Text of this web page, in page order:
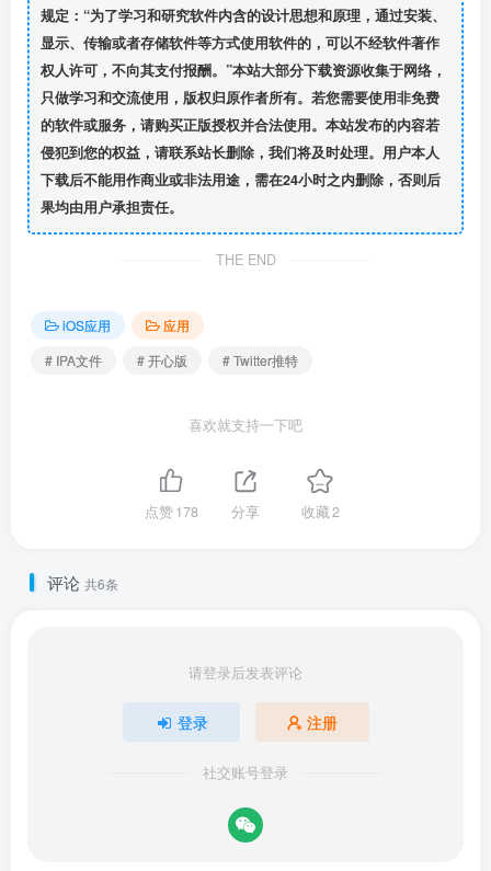
规定：“为了学习和研究软件内含的设计思想和原理，通过安装、
显示、传输或者存储软件等方式使用软件的，可以不经软件著作
权人许可，不向其支付报酬。”本站大部分下载资源收集于网络，
只做学习和交流使用，版权归原作者所有。若您需要使用非免费
的软件或服务，请购买正版授权并合法使用。本站发布的内容若
侵犯到您的权益，请联系站长删除，我们将及时处理。用户本人
下载后不能用作商业或非法用途，需在24小时之内删除，否则后
果均由用户承担责任。
THE END
iOS应用
应用
# IPA文件
# 开心版 # Twitter推特
喜欢就支持一下吧
点赞178 分享 收藏2
评论 共6条
请登录后发表评论
登录 注册
社交账号登录